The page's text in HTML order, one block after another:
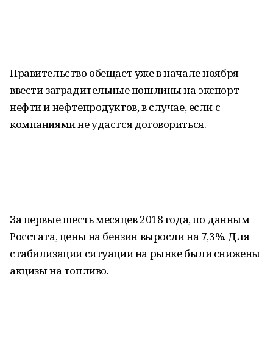
Правительство обещает уже в начале ноября
ввести заградительные пошлины на экспорт
нефти и нефтепродуктов, в случае, если с
компаниями не удастся договориться.
За первые шесть месяцев 2018 года, по данным
Росстата, цены на бензин выросли на 7,3%. Для
стабилизации ситуации на рынке были снижены
акцизы на топливо.